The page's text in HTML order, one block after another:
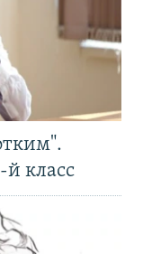
класс